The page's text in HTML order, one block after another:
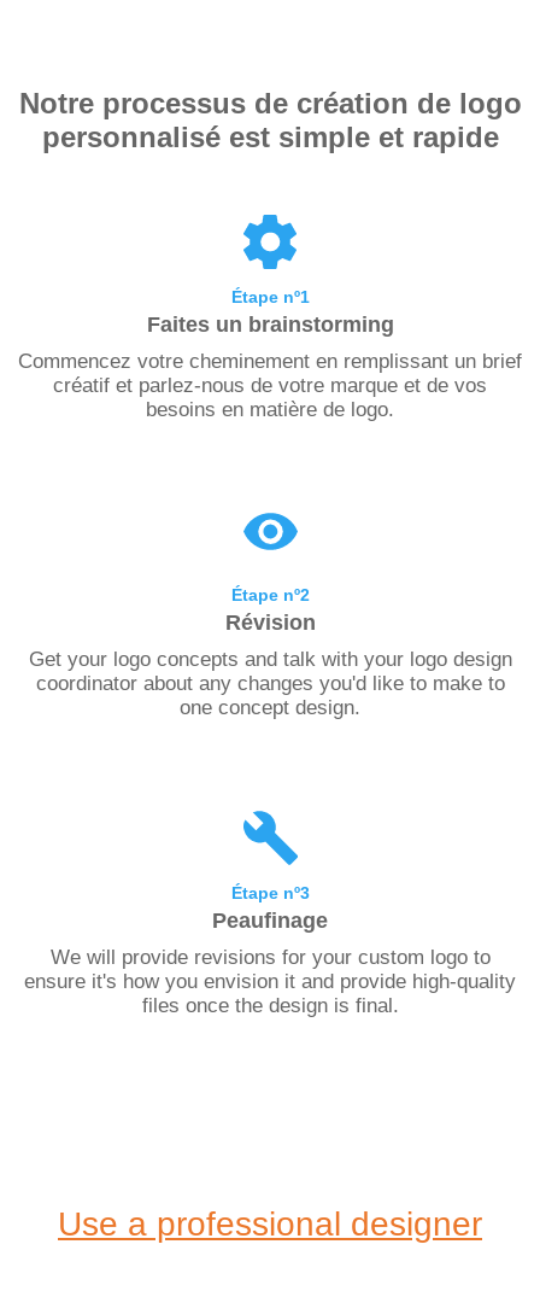
Notre processus de création de logo
personnalisé est simple et rapide
Étape nº1
Faites un brainstorming
Commencez votre cheminement en remplissant un brief
créatif et parlez-nous de votre marque et de vos
besoins en matière de logo.
Étape nº2
Révision
Get your logo concepts and talk with your logo design
coordinator about any changes you'd like to make to
one concept design.
Étape nº3
Peaufinage
We will provide revisions for your custom logo to
ensure it's how you envision it and provide high-quality
files once the design is final.
Use a professional designer